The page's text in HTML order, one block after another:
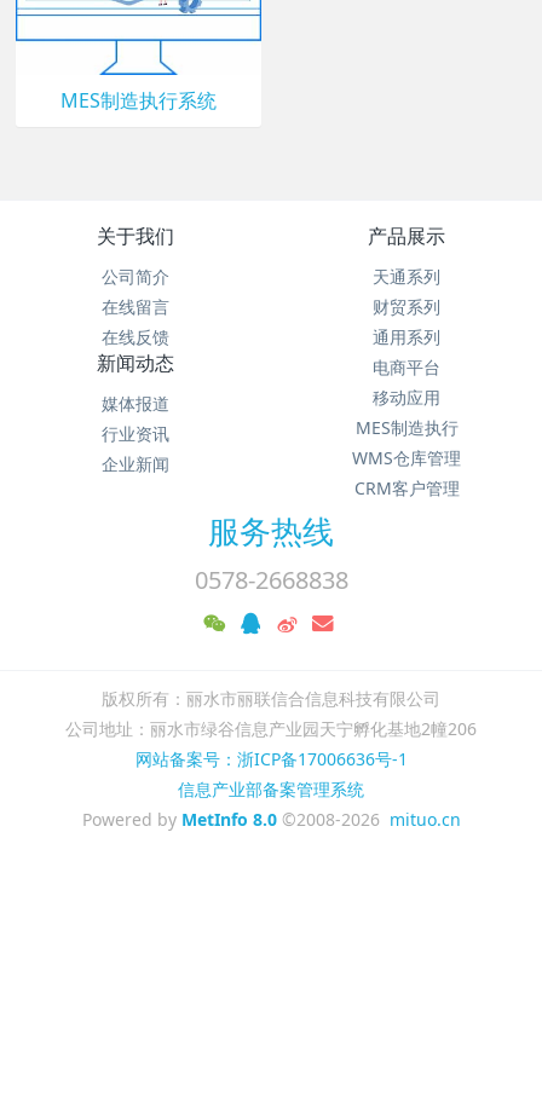
MES制造执行系统
关于我们
公司简介
在线留言
在线反馈
产品展示
天通系列
财贸系列
通用系列
电商平台
移动应用
MES制造执行
WMS仓库管理
CRM客户管理
新闻动态
媒体报道
行业资讯
企业新闻
服务热线
0578-2668838
版权所有：丽水市丽联信合信息科技有限公司
公司地址：丽水市绿谷信息产业园天宁孵化基地2幢206
网站备案号：浙ICP备17006636号-1
信息产业部备案管理系统
Powered by MetInfo 8.0©2008-2026 mituo.cn